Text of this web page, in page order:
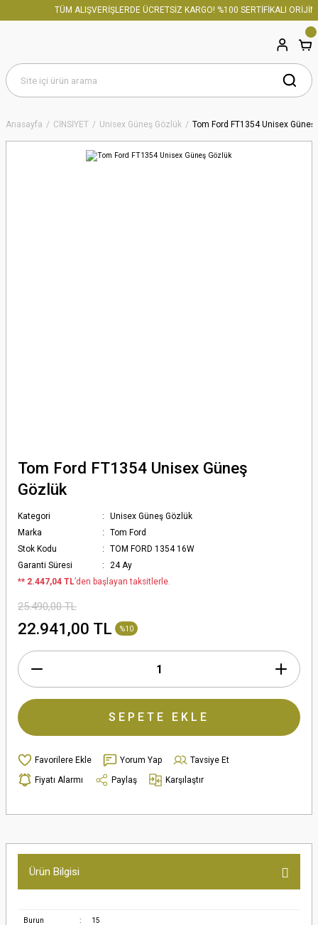
TÜM ALIŞVERİŞLERDE ÜCRETSİZ KARGO! %100 SERTİFİKALI
Anasayfa CİNSİYET Unisex Güneş Gözlük Tom Ford FT1354 Unisex Güneş
Tom Ford FT1354 Unisex Güneş
Gözlük
Kategori
Unisex Güneş Gözlük
Marka
Tom Ford
Stok Kodu
TOM FORD 1354 16W
Garanti Süresi
24 Ay
** 2.447,04 TL’den başlayan taksitlerle.
25.490,00 TL
22.941,00 TL %10
SEPETE EKLE
Yorum Yap
Tavsiye Et
Fiyatı Alarmı
Paylaş Karşılaştır
Ürün Bilgisi
Burun
: 15